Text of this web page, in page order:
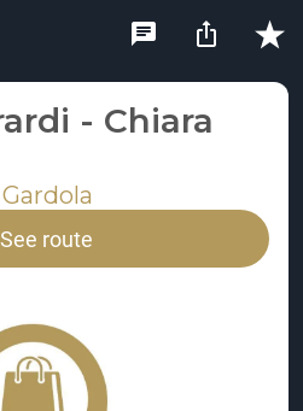
- Chiara
See route